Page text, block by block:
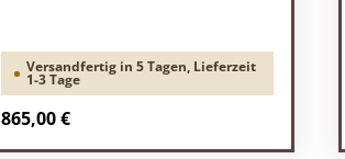
Versandfertig in 5 Tagen, Lieferzeit
1-3 Tage
Regulärer Preis:
865,00 €